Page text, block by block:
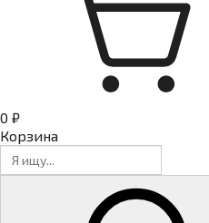
0 ₽
Корзина